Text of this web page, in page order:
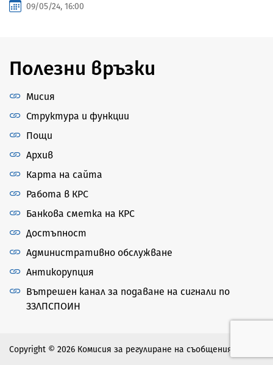
09/05/24, 16:00
Полезни връзки
Мисия
Структура и функции
Пощи
Архив
Карта на сайта
Работа в КРС
Банкова сметка на КРС
Достъпност
Административно обслужване
Антикорупция
Вътрешен канал за подаване на сигнали по
ЗЗЛПСПОИН
Copyright © 2026 Комисия за регулиране на съобщенията